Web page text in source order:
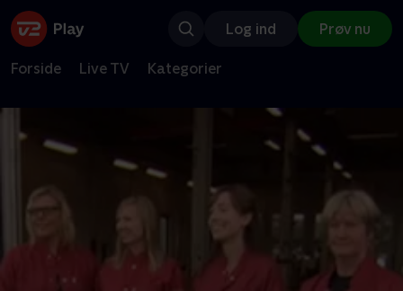
Log ind Prøv nu
Forside Live TV Kategorier